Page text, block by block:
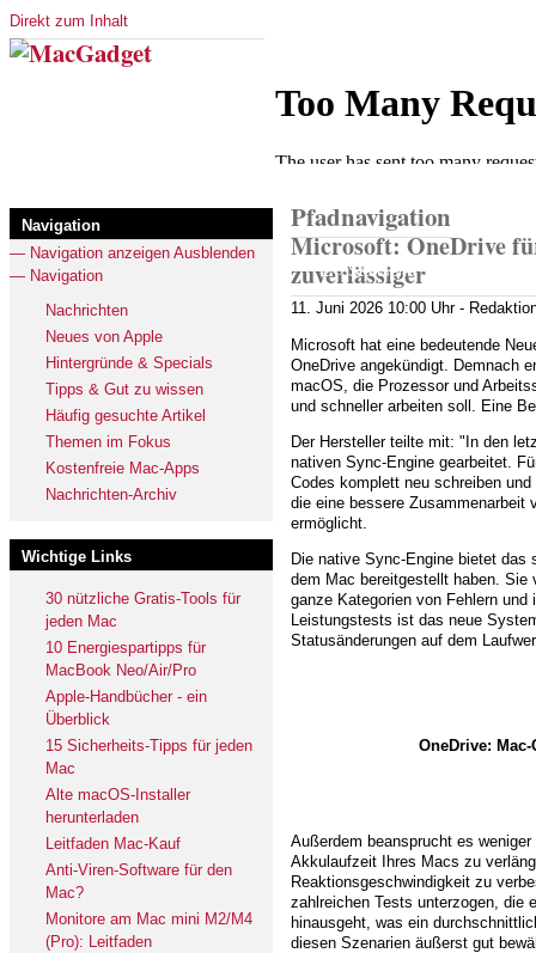
Direkt zum Inhalt
Navigation
— Navigation anzeigen Ausblenden
— Navigation
Nachrichten
Neues von Apple
Hintergründe & Specials
Tipps & Gut zu wissen
Häufig gesuchte Artikel
Themen im Fokus
Kostenfreie Mac-Apps
Nachrichten-Archiv
Wichtige Links
30 nützliche Gratis-Tools für
jeden Mac
10 Energiespartipps für
MacBook Neo/Air/Pro
Apple-Handbücher - ein
Überblick
15 Sicherheits-Tipps für jeden
Mac
Alte macOS-Installer
herunterladen
Leitfaden Mac-Kauf
Anti-Viren-Software für den
Mac?
Monitore am Mac mini M2/M4
(Pro): Leitfaden
Pfadnavigation
Startseite
Microsoft: OneDrive
zuverlässiger
11. Juni 2026 10:00 Uhr -
Microsoft hat eine bedeutende
OneDrive angekündigt. Demnach
macOS, die Prozessor und
und schneller arbeiten soll. Eine
Der Hersteller teilte mit: "In den
nativen Sync-Engine gearbeitet.
Codes komplett neu schreiben
die eine bessere Zusammenarbeit
ermöglicht.
Die native Sync-Engine bietet
dem Mac bereitgestellt haben. Sie
ganze Kategorien von Fehlern
Leistungstests ist das neue
Statusänderungen auf dem
OneDrive:
Außerdem beansprucht es
Akkulaufzeit Ihres Macs zu
Reaktionsgeschwindigkeit zu
zahlreichen Tests unterzogen, die
hinausgeht, was ein
diesen Szenarien äußerst gut